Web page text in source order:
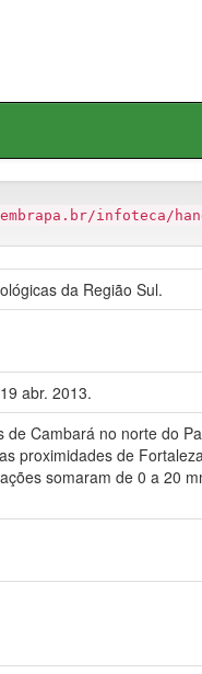
infoteca/
da Região Sul.
abr. 2013.
Cambará no norte do
proximidades de
somaram de 0 a 20